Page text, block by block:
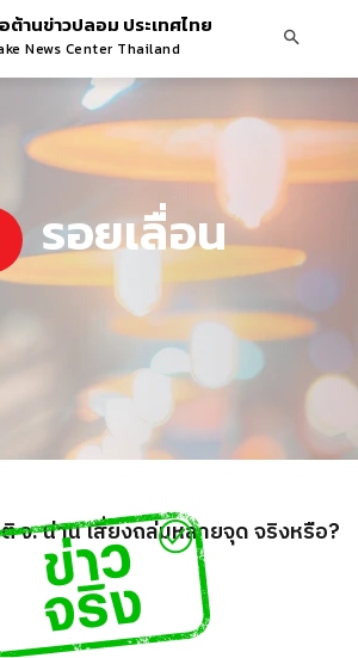
านข่าวปลอม ประเทศไทย
News Center Thailand
รอยเลื่อน
จ. น่าน เสี่ยงถล่มหลายจุด จริงหรือ?